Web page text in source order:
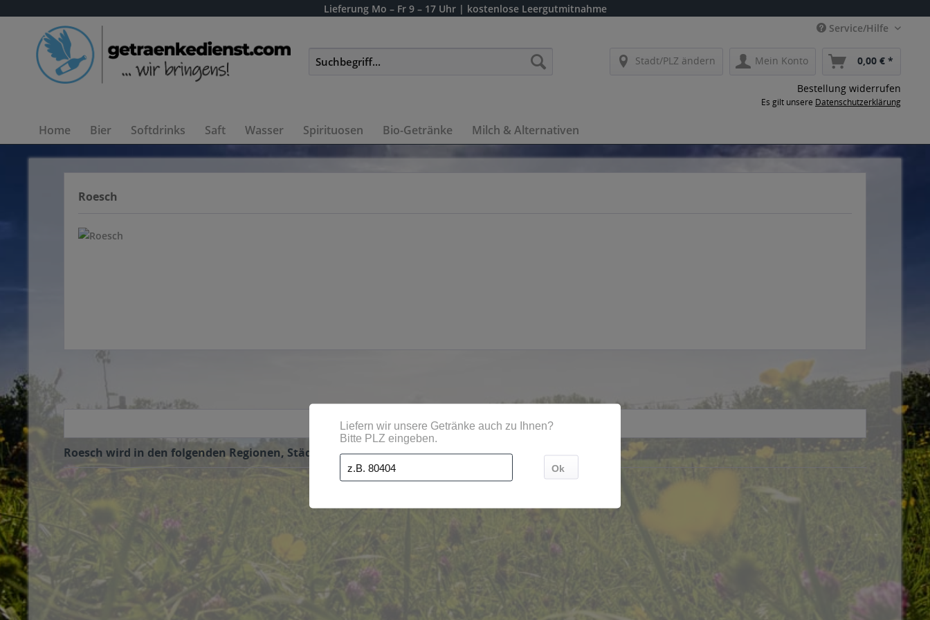
Lieferung Mo – Fr 9 – 17 Uhr | kostenlose Leergutmitnahme
Service/Hilfe
Stadt/PLZ ändern Mein Konto 0,00 € *
Bestellung widerrufen
Es gilt unsere Datenschutzerklärung
Home Bier Softdrinks Saft Wasser Spirituosen Bio-Getränke Milch & Alternativen
Roesch
Roesch wird in den folgenden Regionen, Städten, Orten und Postleitzahl-Gebieten geliefert